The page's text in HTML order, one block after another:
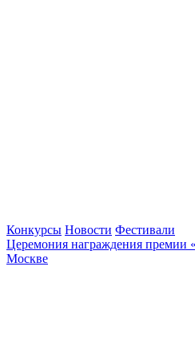
Конкурсы Новости Фестивали
Церемония награждения премии
Москве